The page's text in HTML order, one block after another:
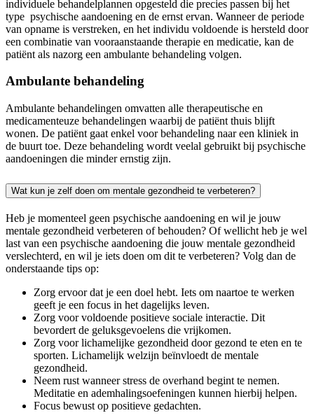
individuele behandelplannen opgesteld die precies passen bij het
type psychische aandoening en de ernst ervan. Wanneer de periode
van opname is verstreken, en het individu voldoende is hersteld door
een combinatie van vooraanstaande therapie en medicatie, kan de
patiënt als nazorg een ambulante behandeling volgen.
Ambulante behandeling
Ambulante behandelingen omvatten alle therapeutische en
medicamenteuze behandelingen waarbij de patiënt thuis blijft
wonen. De patiënt gaat enkel voor behandeling naar een kliniek in
de buurt toe. Deze behandeling wordt veelal gebruikt bij psychische
aandoeningen die minder ernstig zijn.
Wat kun je zelf doen om mentale gezondheid te verbeteren?
Heb je momenteel geen psychische aandoening en wil je jouw
mentale gezondheid verbeteren of behouden? Of wellicht heb je wel
last van een psychische aandoening die jouw mentale gezondheid
verslechterd, en wil je iets doen om dit te verbeteren? Volg dan de
onderstaande tips op:
Zorg ervoor dat je een doel hebt. Iets om naartoe te werken
geeft je een focus in het dagelijks leven.
Zorg voor voldoende positieve sociale interactie. Dit
bevordert de geluksgevoelens die vrijkomen.
Zorg voor lichamelijke gezondheid door gezond te eten en te
sporten. Lichamelijk welzijn beïnvloedt de mentale
gezondheid.
Neem rust wanneer stress de overhand begint te nemen.
Meditatie en ademhalingsoefeningen kunnen hierbij helpen.
Focus bewust op positieve gedachten.